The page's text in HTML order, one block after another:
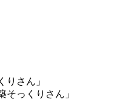
りさん」
そっくりさん」